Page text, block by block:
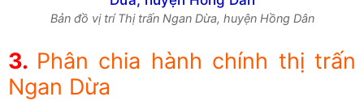
Bản đồ vị trí Thị trấn Ngan Dừa, huyện Hồng Dân
Phân chia hành chính thị trấn
Ngan Dừa